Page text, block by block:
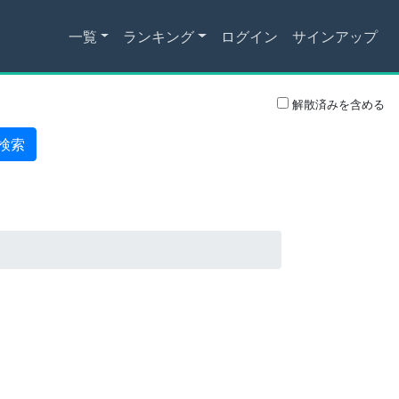
一覧 ランキング ログイン サインアップ
解散済みを含める
索